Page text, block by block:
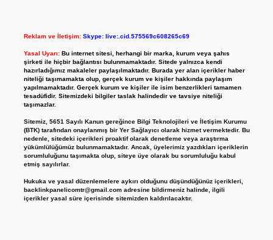
Reklam ve İletişim: Skype: live:.cid.575569c608265c69
Yasal Uyarı: Bu internet sitesi, herhangi bir marka, kurum veya şahıs
şirketi ile hiçbir bağlantısı bulunmamaktadır. Sitede yalnızca kendi
hazırladığımız makaleler paylaşılmaktadır. Burada yer alan içerikler haber
niteliği taşımamakta olup, gerçek kurum ve kişiler hakkında paylaşım
yapılmamaktadır. Gerçek kurum ve kişiler ile isim benzerlikleri tamamen
tesadüfidir. Sitemizdeki bilgiler taslak halindedir ve tavsiye niteliği
taşımazlar.
Sitemiz, 5651 Sayılı Kanun gereğince Bilgi Teknolojileri ve İletişim Kurumu
(BTK) tarafından onaylanmış bir Yer Sağlayıcı olarak hizmet vermektedir. Bu
nedenle, sitedeki içerikleri proaktif olarak denetleme veya araştırma
yükümlülüğümüz bulunmamaktadır. Ancak, üyelerimiz yazdıkları içeriklerin
sorumluluğunu taşımakta olup, siteye üye olarak bu sorumluluğu kabul
etmiş sayılırlar.
Hukuka ve yasal düzenlemelere aykırı olduğunu düşündüğünüz içerikleri,
backlinkpanelicomtr@gmail.comadresine bildirmeniz halinde, ilgili
içerikler yasal süre içerisinde sitemizden kaldırılacaktır.